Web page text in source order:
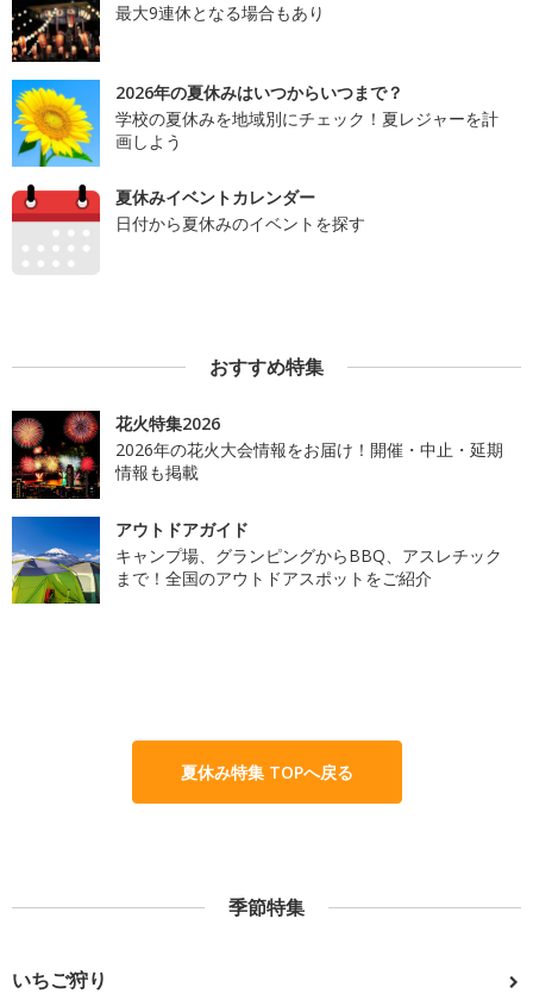
最大9連休となる場合もあり
2026年の夏休みはいつからいつまで？
学校の夏休みを地域別にチェック！夏レジャーを計
画しよう
夏休みイベントカレンダー
日付から夏休みのイベントを探す
おすすめ特集
花火特集2026
2026年の花火大会情報をお届け！開催・中止・延期
情報も掲載
アウトドアガイド
キャンプ場、グランピングからBBQ、アスレチック
まで！全国のアウトドアスポットをご紹介
夏休み特集 TOPへ戻る
季節特集
いちご狩り